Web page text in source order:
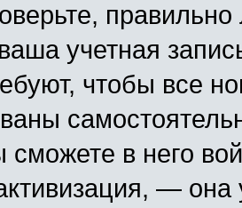
учетная
чтобы все
сможете в него
—